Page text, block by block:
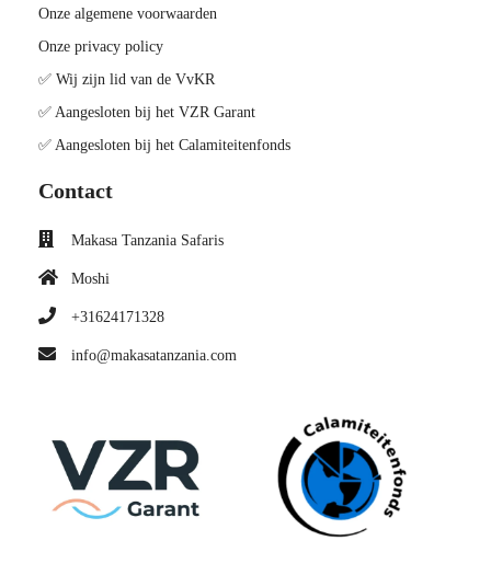
Onze algemene voorwaarden
Onze privacy policy
✅ Wij zijn lid van de VvKR
✅ Aangesloten bij het VZR Garant
✅ Aangesloten bij het Calamiteitenfonds
Contact
Makasa Tanzania Safaris
Moshi
+31624171328
info@makasatanzania.com